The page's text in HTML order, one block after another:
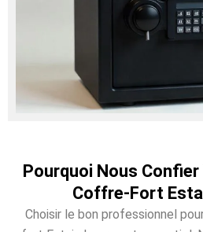
Pourquoi Nous
Coffre-Fort
Choisir le bon professionnel